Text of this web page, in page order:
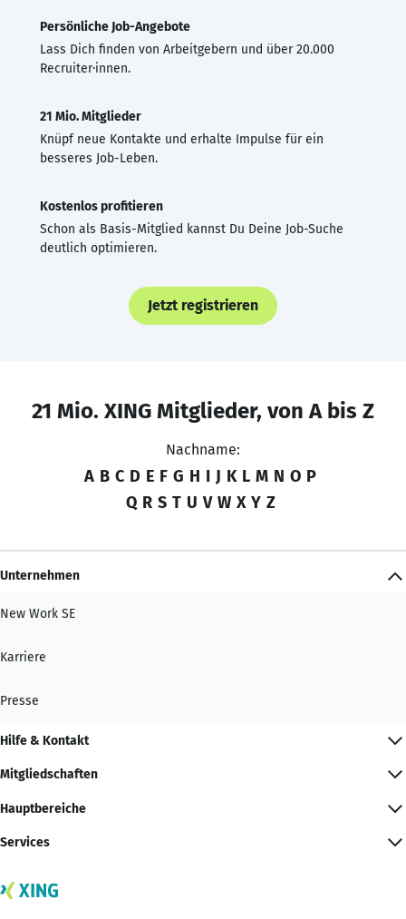
Persönliche Job-Angebote
Lass Dich finden von Arbeitgebern und über 20.000
Recruiter·innen.
21 Mio. Mitglieder
Knüpf neue Kontakte und erhalte Impulse für ein
besseres Job-Leben.
Kostenlos profitieren
Schon als Basis-Mitglied kannst Du Deine Job-Suche
deutlich optimieren.
Jetzt registrieren
21 Mio. XING Mitglieder, von A bis Z
Nachname:
A B C D E F G H I J K L M N O P
Q R S T U V W X Y Z
Unternehmen
New Work SE
Karriere
Presse
Hilfe & Kontakt
Mitgliedschaften
Hauptbereiche
Services